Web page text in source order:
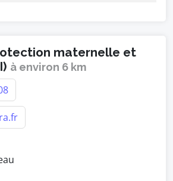
maternelle et
à environ 6 km